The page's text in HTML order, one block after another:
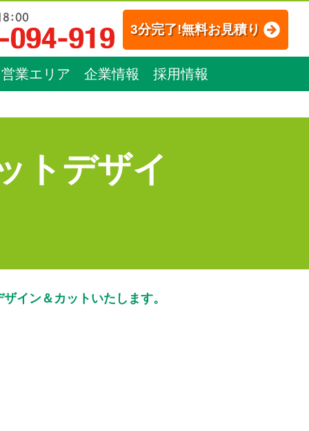
3分完了!無料お見積り
営業エリア 企業情報 採用情報
トデザイ
イン＆カットいたします。